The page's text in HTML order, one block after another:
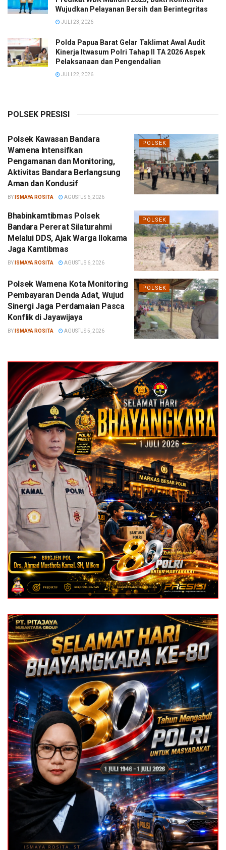
Wujudkan Pelayanan Bersih dan Berintegritas
JULI 23, 2026
Polda Papua Barat Gelar Taklimat Awal Audit
Kinerja Itwasum Polri Tahap II TA 2026 Aspek
Pelaksanaan dan Pengendalian
JULI 22, 2026
POLSEK PRESISI
POLSEK
Polsek Kawasan Bandara
Wamena Intensifkan
Pengamanan dan Monitoring,
Aktivitas Bandara Berlangsung
Aman dan Kondusif
BY ISMAYA ROSITA AGUSTUS 6, 2026
POLSEK
Bhabinkamtibmas Polsek
Bandara Pererat Silaturahmi
Melalui DDS, Ajak Warga Ilokama
Jaga Kamtibmas
BY ISMAYA ROSITA AGUSTUS 6, 2026
POLSEK
Polsek Wamena Kota Monitoring
Pembayaran Denda Adat, Wujud
Sinergi Jaga Perdamaian Pasca
Konflik di Jayawijaya
BY ISMAYA ROSITA AGUSTUS 5, 2026